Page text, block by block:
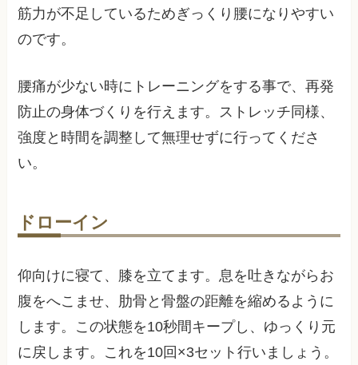
筋力が不足しているためぎっくり腰になりやすい
のです。
腰痛が少ない時にトレーニングをする事で、再発
防止の身体づくりを行えます。ストレッチ同様、
強度と時間を調整して無理せずに行ってくださ
い。
ドローイン
仰向けに寝て、膝を立てます。息を吐きながらお
腹をへこませ、肋骨と骨盤の距離を縮めるように
します。この状態を10秒間キープし、ゆっくり元
に戻します。これを10回×3セット行いましょう。